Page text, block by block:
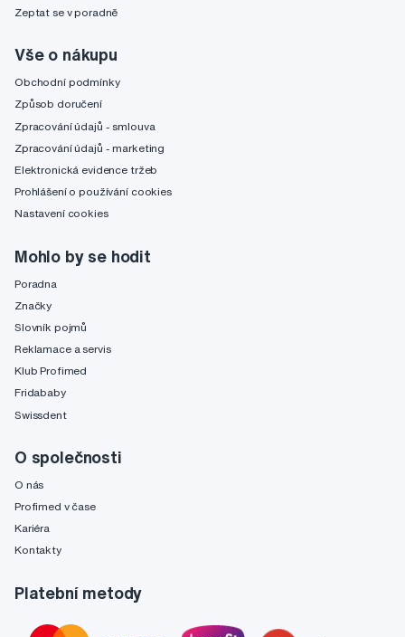
Zeptat se v poradně
Vše o nákupu
Obchodní podmínky
Způsob doručení
Zpracování údajů - smlouva
Zpracování údajů - marketing
Elektronická evidence tržeb
Prohlášení o používání cookies
Nastavení cookies
Mohlo by se hodit
Poradna
Značky
Slovník pojmů
Reklamace a servis
Klub Profimed
Fridababy
Swissdent
O společnosti
O nás
Profimed v čase
Kariéra
Kontakty
Platební metody